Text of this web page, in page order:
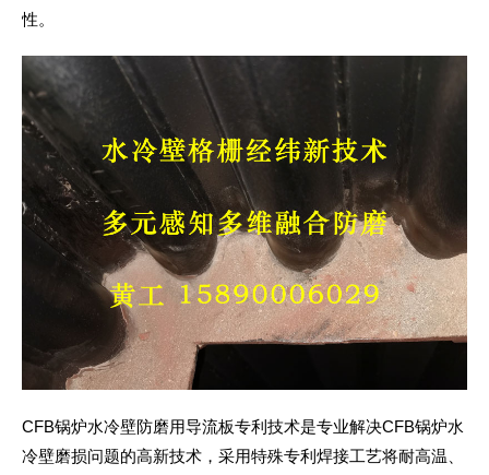
性。
CFB锅炉水冷壁防磨用导流板专利技术是专业解决CFB锅炉水
冷壁磨损问题的高新技术，采用特殊专利焊接工艺将耐高温、